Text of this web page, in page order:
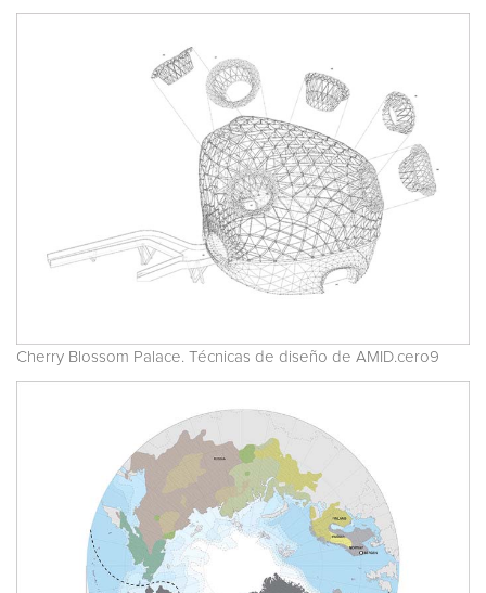
Cherry Blossom Palace. Técnicas de diseño de AMID.cero9